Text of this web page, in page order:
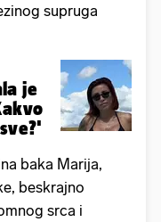
supruga
je
baka Marija,
beskrajno
srca i